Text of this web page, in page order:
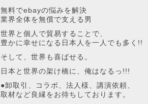
無料でebayの悩みを解決
業界全体を無償で支える男
世界と個人で貿易することで、
豊かに幸せになる日本人を一人でも多く!!
そして、世界も喜ばせる。
日本と世界の架け橋に、俺はなるっ!!!
●卸取引、コラボ、法人様、講演依頼、
取材など良縁をお待ちしております。